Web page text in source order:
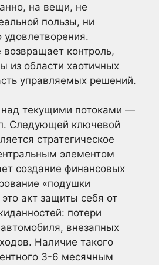
на вещи, не
пользы, ни
контроль,
из области хаотичных
управляемых решений.
над текущими потоками —
Следующей ключевой
стратегическое
элементом
создание финансовых
«подушки
акт защиты себя от
потери
внезапных
Наличие такого
3-6 месячным